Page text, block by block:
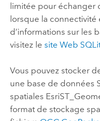
limitée pour échanger
lorsque la connectivité
d’informations sur les
visitez le site Web
Vous pouvez stocker
une base de données
spatiales Esri
format de stockage